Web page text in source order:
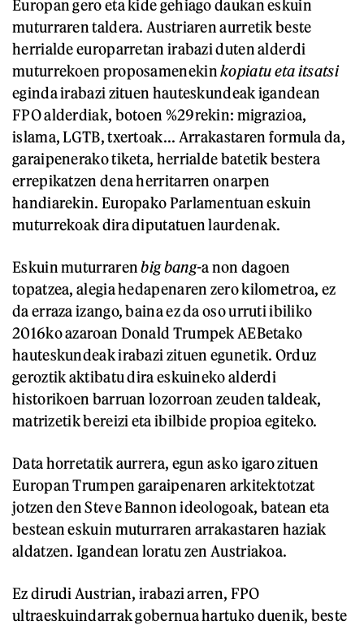
Europan gero eta kide gehiago daukan eskuin
muturraren taldera. Austriaren aurretik beste
herrialde europarretan irabazi duten alderdi
muturrekoen proposamenekinkopiatu eta itsatsi
eginda irabazi zituen hauteskundeak igandean
FPO alderdiak, botoen %29rekin: migrazioa,
islama, LGTB, txertoak... Arrakastaren formula da,
garaipenerako tiketa, herrialde batetik bestera
errepikatzen dena herritarren onarpen
handiarekin. Europako Parlamentuan eskuin
muturrekoak dira diputatuen laurdenak.
Eskuin muturrarenbig bang-a non dagoen
topatzea, alegia hedapenaren zero kilometroa, ez
da erraza izango, baina ez da oso urruti ibiliko
2016ko azaroan Donald Trumpek AEBetako
hauteskundeak irabazi zituen egunetik. Orduz
geroztik aktibatu dira eskuineko alderdi
historikoen barruan lozorroan zeuden taldeak,
matrizetik bereizi eta ibilbide propioa egiteko.
Data horretatik aurrera, egun asko igaro zituen
Europan Trumpen garaipenaren arkitektotzat
jotzen den Steve Bannon ideologoak, batean eta
bestean eskuin muturraren arrakastaren haziak
aldatzen. Igandean loratu zen Austriakoa.
Ez dirudi Austrian, irabazi arren, FPO
ultraeskuindarrak gobernua hartuko duenik, beste